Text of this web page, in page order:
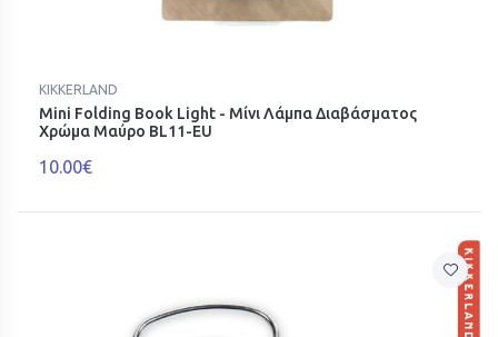
KIKKERLAND
Mini Folding Book Light - Μίνι Λάμπα Διαβάσματος
Χρώμα Μαύρο BL11-EU
10.00€